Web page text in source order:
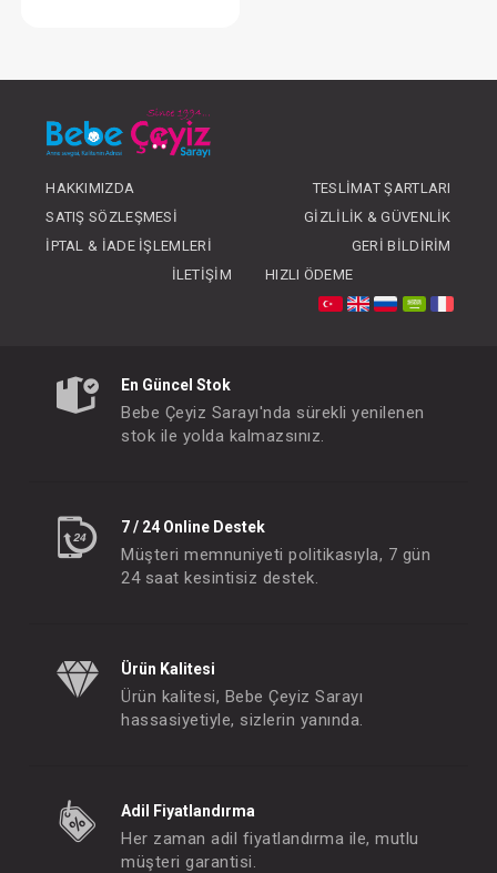
OLUNUZ
HAKKIMIZDA
TESLIMAT ŞARTLARI
SATIŞ SÖZLEŞMESI
GIZLILIK & GÜVENLIK
İPTAL & İADE İŞLEMLERI
GERI BILDIRIM
İLETIŞIM
HIZLI ÖDEME
En Güncel Stok
Bebe Çeyiz Sarayı'nda sürekli yenilenen
stok ile yolda kalmazsınız.
7 / 24 Online Destek
Müşteri memnuniyeti politikasıyla, 7 gün
24 saat kesintisiz destek.
Ürün Kalitesi
Ürün kalitesi, Bebe Çeyiz Sarayı
hassasiyetiyle, sizlerin yanında.
Adil Fiyatlandırma
Her zaman adil fiyatlandırma ile, mutlu
müşteri garantisi.